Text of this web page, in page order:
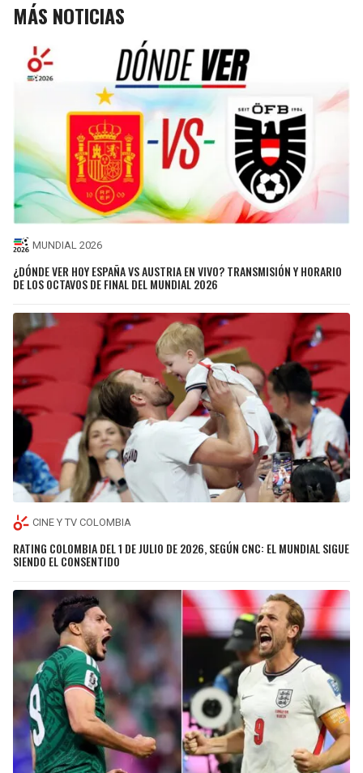
MÁS NOTICIAS
MUNDIAL 2026
¿DÓNDE VER HOY ESPAÑA VS AUSTRIA EN VIVO? TRANSMISIÓN Y HORARIO
DE LOS OCTAVOS DE FINAL DEL MUNDIAL 2026
CINE Y TV COLOMBIA
RATING COLOMBIA DEL 1 DE JULIO DE 2026, SEGÚN CNC: EL MUNDIAL SIGUE
SIENDO EL CONSENTIDO